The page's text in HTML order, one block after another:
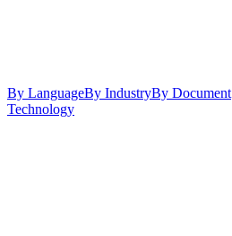
By LanguageBy IndustryBy Document
Technology